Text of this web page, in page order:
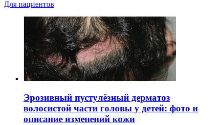
Для пациентов
Эрозивный пустулёзный дерматоз
волосистой части головы у детей: фото и
описание изменений кожи